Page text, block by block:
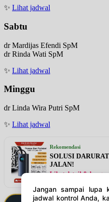
✨ Lihat jadwal
Sabtu
dr Mardijas Efendi SpM
dr Rinda Wati SpM
✨ Lihat jadwal
Minggu
dr Linda Wira Putri SpM
✨ Lihat jadwal
Rekomendasi
SOLUSI
JALAN!
Lihat detail &